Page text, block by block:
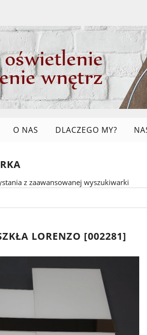
O NAS DLACZEGO MY?
z zaawansowanej wyszukiwarki
LORENZO [002281]